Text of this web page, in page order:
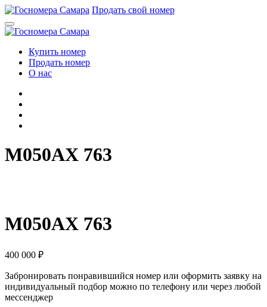
Перейти
к
содержимому
Продать свой номер
Купить номер
Продать номер
О нас
M050AX 763
M050AX 763
400 000 ₽
Забронировать понравившийся номер или оформить заявку на
индивидуальный подбор можно по телефону или через любой
мессенджер